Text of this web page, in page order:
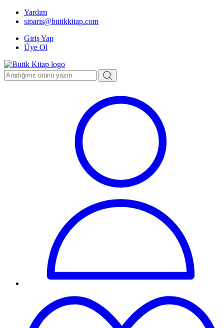
Yardım
siparis@butikkitap.com
Giriş Yap
Üye Ol